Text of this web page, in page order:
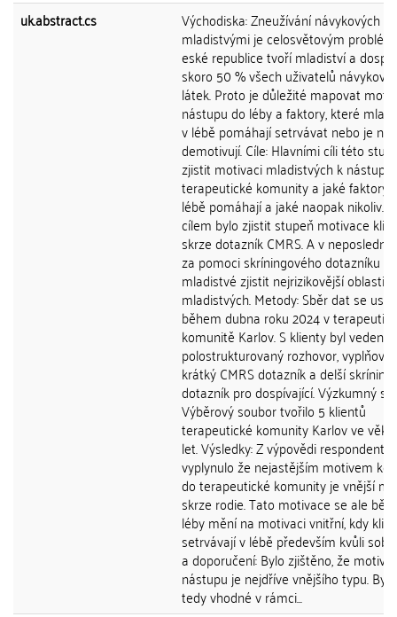
uk.abstract.cs Východiska: Zneužívání návykových
mladistvými je celosvětovým
eské republice tvoří mladiství a
skoro 50 % všech uživatelů
látek. Proto je důležité mapovat
nástupu do léby a faktory, které
v lébě pomáhají setrvávat nebo je
demotivují. Cíle: Hlavními cíli této
zjistit motivaci mladistvých k nástupu
terapeutické komunity a jaké faktory
lébě pomáhají a jaké naopak nikoliv.
cílem bylo zjistit stupeň motivace
skrze dotazník CMRS. A v neposlední
za pomoci skríningového dotazníku
mladistvé zjistit nejrizikovější oblasti
mladistvých. Metody: Sběr dat se
během dubna roku 2024 v
komunitě Karlov. S klienty byl veden
polostrukturovaný rozhovor, vyplňovali
krátký CMRS dotazník a delší
dotazník pro dospívající. Výzkumný
Výběrový soubor tvořilo 5 klientů
terapeutické komunity Karlov ve věku
let. Výsledky: Z výpovědi respondentů
vyplynulo že nejastějším motivem ke
do terapeutické komunity je vnější
skrze rodie. Tato motivace se ale
léby mění na motivaci vnitřní, kdy
setrvávají v lébě především kvůli
a doporučení: Bylo zjištěno, že
nástupu je nejdříve vnějšího typu.
tedy vhodné v rámci...